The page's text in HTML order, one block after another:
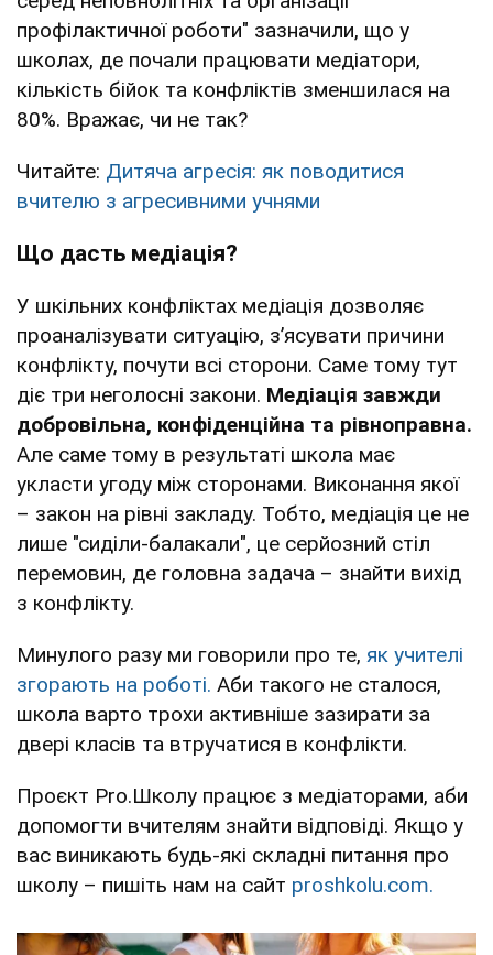
профілактичної роботи" зазначили, що у
школах, де почали працювати медіатори,
кількість бійок та конфліктів зменшилася на
80%. Вражає, чи не так?
Читайте: Дитяча агресія: як поводитися
вчителю з агресивними учнями
Що дасть медіація?
У шкільних конфліктах медіація дозволяє
проаналізувати ситуацію, з’ясувати причини
конфлікту, почути всі сторони. Саме тому тут
діє три неголосні закони. Медіація завжди
добровільна, конфіденційна та рівноправна.
Але саме тому в результаті школа має
укласти угоду між сторонами. Виконання якої
– закон на рівні закладу. Тобто, медіація це не
лише "сиділи-балакали", це серйозний стіл
перемовин, де головна задача – знайти вихід
з конфлікту.
Минулого разу ми говорили про те, як учителі
згорають на роботі. Аби такого не сталося,
школа варто трохи активніше зазирати за
двері класів та втручатися в конфлікти.
Проєкт Pro.Школу працює з медіаторами, аби
допомогти вчителям знайти відповіді. Якщо у
вас виникають будь-які складні питання про
школу – пишіть нам на сайт proshkolu.com.